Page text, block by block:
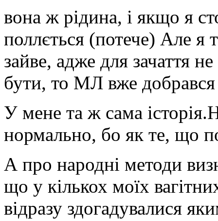
вона ж рідина, і якщо я
поллється (потече) Але я
зайве, адже для зачаття
бути, то МЛ вже добрався
У мене та ж сама
нормально, бо як те, що
А про народні методи
що у кількох моїх
відразу здогадувалися